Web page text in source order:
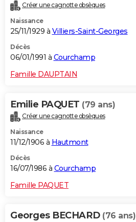
Créer une cagnotte obsèques
Naissance
25/11/1929 à Villiers-Saint-Georges
Décès
06/01/1991 à Courchamp
Famille DAUPTAIN
Emilie PAQUET (79 ans)
Créer une cagnotte obsèques
Naissance
11/12/1906 à Hautmont
Décès
16/07/1986 à Courchamp
Famille PAQUET
Georges BECHARD (76 ans)